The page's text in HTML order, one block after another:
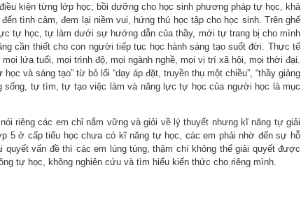
kiện từng lớp học; bồi dưỡng cho học sinh phương pháp tự học, khả
tình cảm, đem lại niềm vui, hứng thú học tập cho học sinh. Trên ghế
tự học, tự làm dưới sự hướng dẫn của thầy, mới tự trang bị cho mình
cần thiết cho con người tiếp tục học hành sáng tạo suốt đời. Thực tế
lứa tuổi, mọi trình độ, mọi ngành nghề, mọi vị trí xã hội, mọi thời đại.
và sáng tạo” từ bỏ lối “dạy áp đặt, truyền thụ một chiều”, “thầy giảng
sống, tự tìm, tự tạo việc làm và năng lực tự học của người học là mục
riêng các em chỉ nắm vững và giỏi về lý thuyết nhưng kĩ năng tự giải
5 ở cấp tiểu học chưa có kĩ năng tự học, các em phải nhờ đến sự hỗ
vấn đề thì các em lúng túng, thậm chí không thể giải quyết được
tự học, không nghiên cứu và tìm hiểu kiến thức cho riêng mình.